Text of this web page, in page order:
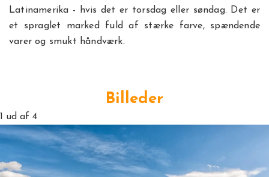
Latinamerika - hvis det er torsdag eller søndag. Det er
et spraglet marked fuld af stærke farve, spændende
varer og smukt håndværk.
Billeder
1 ud af 4